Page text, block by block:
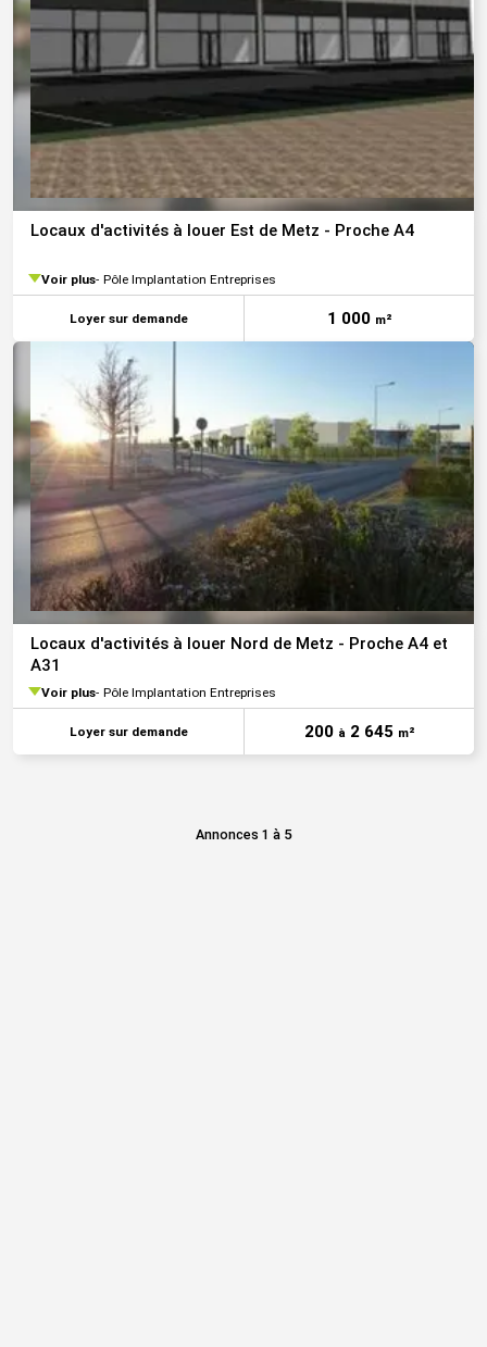
Locaux d'activités à louer Est de Metz - Proche A4
Voir plus Pôle Implantation Entreprises
Loyer sur demande 1 000 m²
Locaux d'activités à louer Nord de Metz - Proche A4 et
A31
Voir plus Pôle Implantation Entreprises
Loyer sur demande 200 à2 645 m²
Annonces 1 à 5